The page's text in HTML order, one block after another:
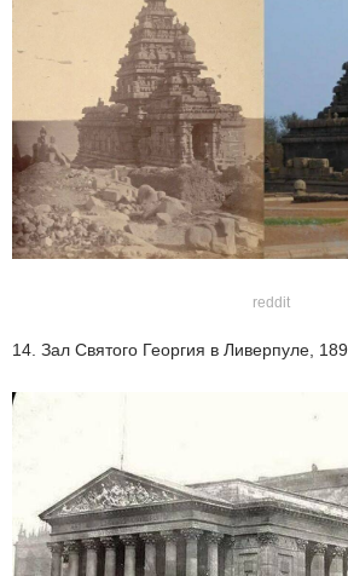
reddit
14. Зал Святого Георгия в Ливерпуле,